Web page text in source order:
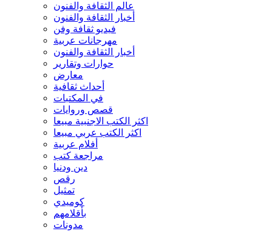
عالم الثقافة والفنون
أخبار الثقافة والفنون
فيديو ثقافة وفن
مهرجانات عربية
أخبار الثقافة والفنون
حوارات وتقارير
معارض
أحداث ثقافية
في المكتبات
قصص وروايات
اكثر الكتب الاجنبية مبيعا
اكثر الكتب عربي مبيعا
أفلام عربية
مراجعة كتب
دين ودنيا
رقص
تمثيل
كوميدي
بأقلامهم
مدونات